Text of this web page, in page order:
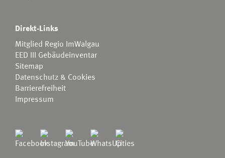
Direkt-Links
Mitglied Regio ImWalgau
EED III Gebäudeinventar
Sitemap
Datenschutz & Cookies
Barrierefreiheit
Impressum